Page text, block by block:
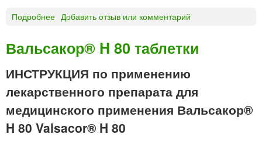
Подробнее
л
с
а
о
р
Добавить отзыв или комментарий
Вальсакор® H 80 таблетки
ИНСТРУКЦИЯ по применению
лекарственного препарата для
медицинского применения Вальсакор®
H 80 Valsacor® H 80